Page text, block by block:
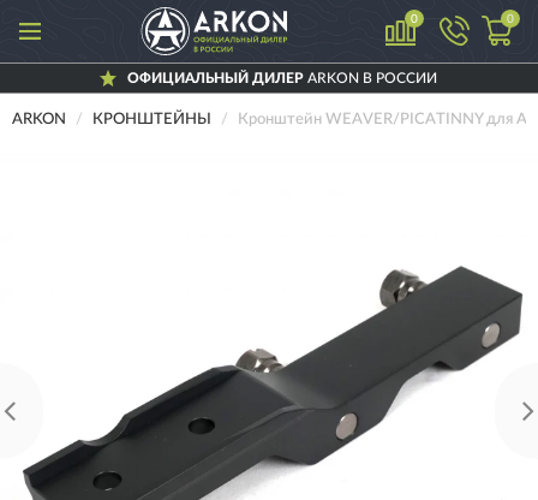
0 0
ОФИЦИАЛЬНЫЙ ДИЛЕРARKON В РОССИИ
ARKON КРОНШТЕЙНЫ Кронштейн WEAVER/PICATINNY для